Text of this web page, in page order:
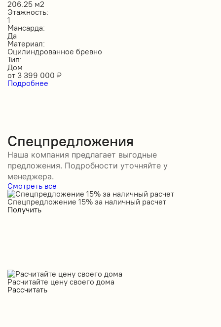
206.25 м2
Этажность:
1
Мансарда:
Да
Материал:
Оцилиндрованное бревно
Тип:
Дом
от 3 399 000 ₽
Подробнее
Спецпредложения
Наша компания предлагает выгодные
предложения. Подробности уточняйте у
менеджера.
Смотреть все
Спецпредложение 15% за наличный расчет
Получить
Расчитайте цену своего дома
Рассчитать